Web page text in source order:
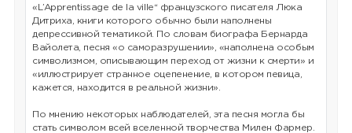
«L’Apprentissage de la ville“ французского писателя Люка
Дитриха, книги которого обычно были наполнены
депрессивной тематикой. По словам биографа Бернарда
Вайолета, песня «о саморазрушении», «наполнена особым
символизмом, описывающим переход от жизни к смерти» и
«иллюстрирует странное оцепенение, в котором певица,
кажется, находится в реальной жизни».
По мнению некоторых наблюдателей, эта песня могла бы
стать символом всей вселенной творчества Милен Фармер.